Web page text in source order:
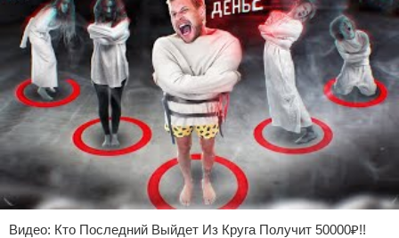
Видео: Кто Последний Выйдет Из Круга Получит 50000₽!!